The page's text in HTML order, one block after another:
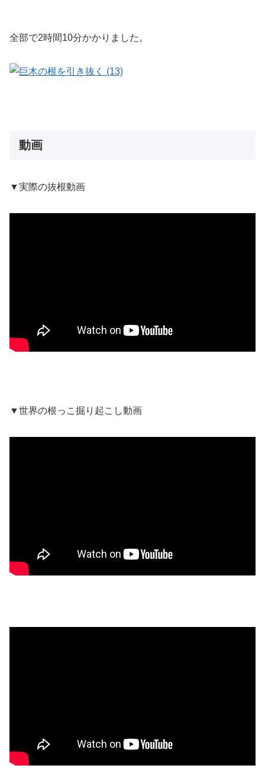
全部で2時間10分かかりました。
動画
▼実際の抜根動画
▼世界の根っこ掘り起こし動画